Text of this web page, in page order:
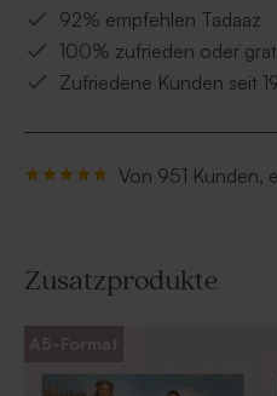
92% empfehlen Tadaaz
100% zufrieden oder
Zufriedene Kunden seit
Von 951 Kunden,
Zusatzprodukte
A5-Format